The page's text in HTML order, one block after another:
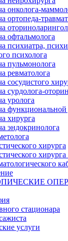
онколога-
ортопеда-
офтальмолога
психиатра,
психолога
пульмонолога
ревматолога
сосудистого
сурдолога-
уролога
хирурга
эндокринолога
хирурга
стационара
услуги